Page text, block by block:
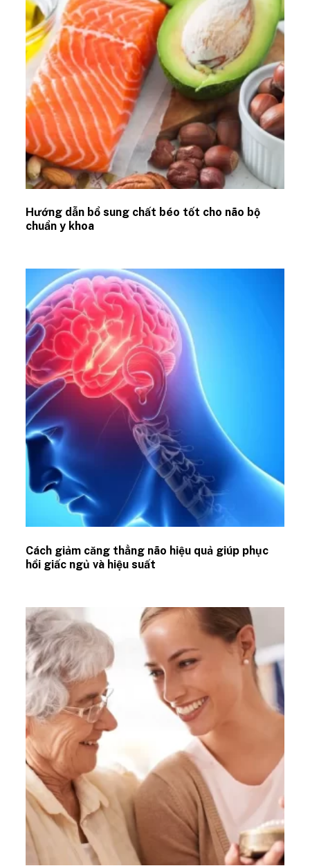
Hướng dẫn bổ sung chất béo tốt cho não bộ
chuẩn y khoa
Cách giảm căng thẳng não hiệu quả giúp phục
hồi giấc ngủ và hiệu suất